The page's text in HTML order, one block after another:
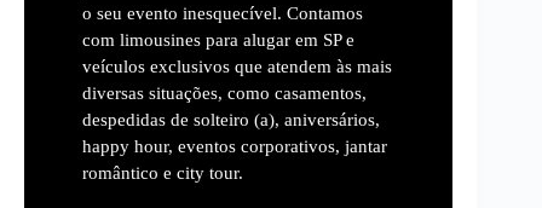
o seu evento inesquecível. Contamos
com limousines para alugar em SP e
veículos exclusivos que atendem às mais
diversas situações, como casamentos,
despedidas de solteiro (a), aniversários,
happy hour, eventos corporativos, jantar
romântico e city tour.